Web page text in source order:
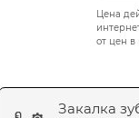
Цена
от цен в
Закалка